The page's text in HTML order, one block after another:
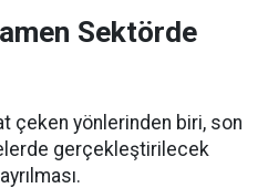
Sektörde
çeken yönlerinden biri, son
gerçekleştirilecek
ayrılması.